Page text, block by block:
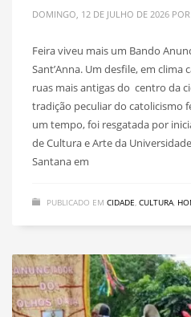
DOMINGO, 12 DE JULHO DE 2026 POR
Feira viveu mais um Bando
Sant’Anna. Um desfile, em clima
ruas mais antigas do centro da
tradição peculiar do catolicismo
um tempo, foi resgatada por
de Cultura e Arte da
Santana em
PUBLICADO EM CIDADE, CULTURA,